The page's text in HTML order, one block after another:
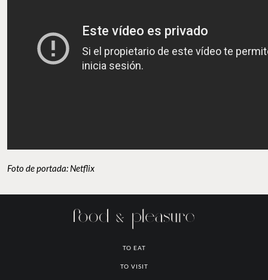
Foto de portada: Netflix
TO EAT
TO VISIT